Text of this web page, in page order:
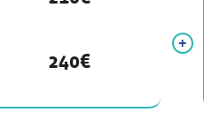
240€